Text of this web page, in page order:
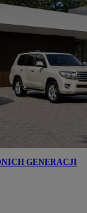
GENERACJI